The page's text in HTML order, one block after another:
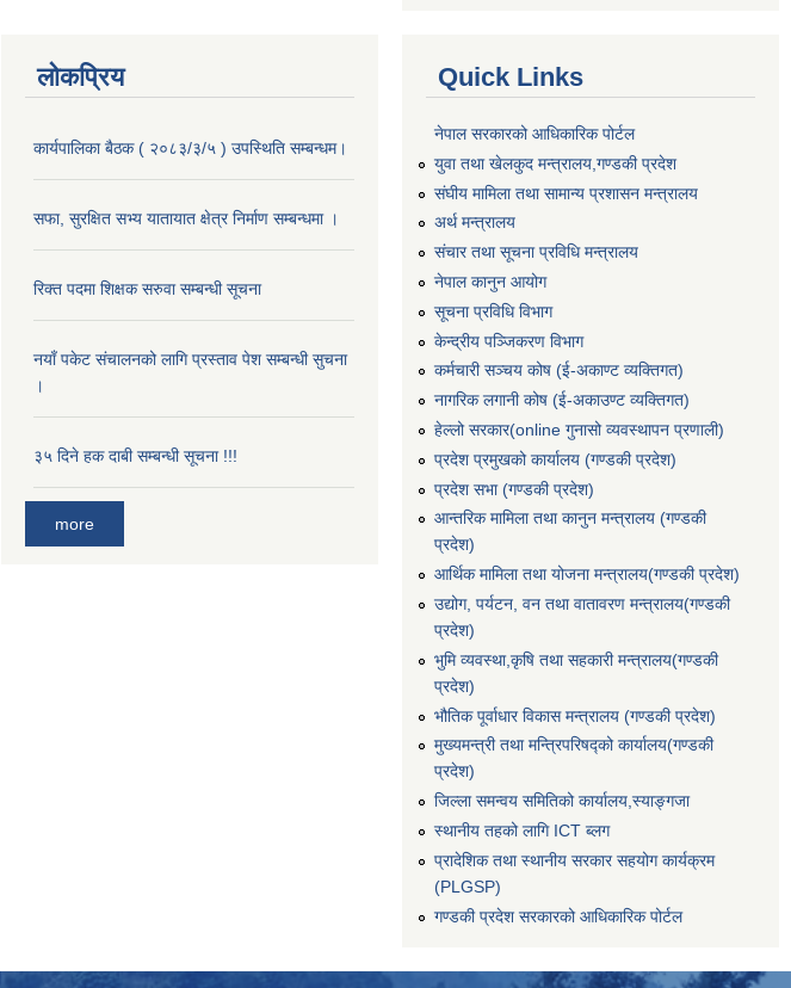
लोकप्रिय
कार्यपालिका बैठक ( २०८३/३/५ ) उपस्थिति सम्बन्धम।
सफा, सुरक्षित सभ्य यातायात क्षेत्र निर्माण सम्बन्धमा ।
रिक्त पदमा शिक्षक सरुवा सम्बन्धी सूचना
नयाँ पकेट संचालनको लागि प्रस्ताव पेश सम्बन्धी सुचना
।
३५ दिने हक दाबी सम्बन्धी सूचना !!!
more
Quick Links
नेपाल सरकारको आधिकारिक पोर्टल
युवा तथा खेलकुद मन्त्रालय,गण्डकी प्रदेश
संघीय मामिला तथा सामान्य प्रशासन मन्त्रालय
अर्थ मन्त्रालय
संचार तथा सूचना प्रविधि मन्त्रालय
नेपाल कानुन आयोग
सूचना प्रविधि विभाग
केन्द्रीय पञ्जिकरण विभाग
कर्मचारी सञ्‍चय कोष (ई‍-अकाण्ट व्यक्तिगत)
नागरिक लगानी कोष (ई-अकाउण्ट व्यक्तिगत)
हेल्लो सरकार(online गुनासो व्यवस्थापन प्रणाली)
प्रदेश प्रमुखको कार्यालय (गण्डकी प्रदेश)
प्रदेश सभा (गण्डकी प्रदेश)
आन्तरिक मामिला तथा कानुन मन्त्रालय (गण्डकी
प्रदेश)
आर्थिक मामिला तथा योजना मन्त्रालय(गण्डकी प्रदेश)
उद्योग, पर्यटन, वन तथा वातावरण मन्त्रालय(गण्डकी
प्रदेश)
भुमि व्यवस्था,कृषि तथा सहकारी मन्त्रालय(गण्डकी
प्रदेश)
भौतिक पूर्वाधार विकास मन्त्रालय (गण्डकी प्रदेश)
मुख्यमन्त्री तथा मन्त्रिपरिषद्को कार्यालय(गण्डकी
प्रदेश)
जिल्ला समन्वय समितिको कार्यालय,स्याङ्गजा
स्थानीय तहको लागि ICT ब्लग
प्रादेशिक तथा स्थानीय सरकार सहयोग कार्यक्रम
(PLGSP)
गण्डकी प्रदेश सरकारको आधिकारिक पोर्टल